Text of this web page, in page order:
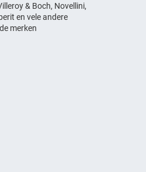
& Boch, Novellini,
en vele andere
merken